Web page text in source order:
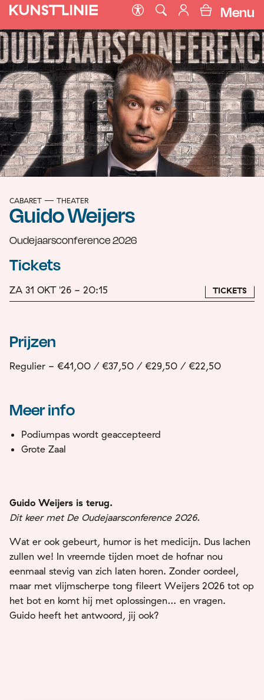
Menu
CABARET THEATER
Guido Weijers
Oudejaarsconference 2026
Tickets
ZA 31 OKT '26 - 20:15 TICKETS
Prijzen
Regulier - €41,00 / €37,50 / €29,50 / €22,50
Meer info
Podiumpas wordt geaccepteerd
Grote Zaal
Guido Weijers is terug.
Dit keer met De Oudejaarsconference 2026.
Wat er ook gebeurt, humor is het medicijn. Dus lachen
zullen we! In vreemde tijden moet de hofnar nou
eenmaal stevig van zich laten horen. Zonder oordeel,
maar met vlijmscherpe tong fileert Weijers 2026 tot op
het bot en komt hij met oplossingen… en vragen.
Guido heeft het antwoord, jij ook?